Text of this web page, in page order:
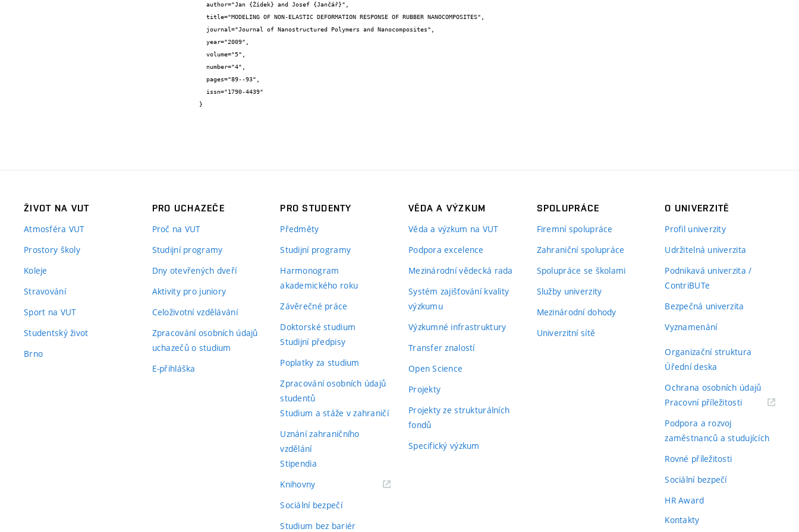
}
ŽIVOT NA VUT
Atmosféra VUT
Prostory školy
Koleje
Stravování
Sport na VUT
Studentský život
Brno
PRO UCHAZEČE
Proč na VUT
Studijní programy
Dny otevřených dveří
Aktivity pro juniory
Celoživotní vzdělávání
Zpracování osobních údajů
uchazečů o studium
E-přihláška
PRO STUDENTY
Předměty
Studijní programy
Harmonogram
akademického roku
Závěrečné práce
Doktorské studium
Studijní předpisy
Poplatky za studium
Zpracování osobních údajů
studentů
Studium a stáže v zahraničí
Uznání zahraničního
vzdělání
Stipendia
Knihovny(externí
Sociální bezpečí
Studium bez bariér
VĚDA A VÝZKUM
Věda a výzkum na VUT
Podpora excelence
Mezinárodní vědecká rada
Systém zajišťování kvality
výzkumu
Výzkumné infrastruktury
Transfer znalostí
Open Science
Projekty
Projekty ze strukturálních
fondů
Specifický výzkum
SPOLUPRÁCE
Firemní spolupráce
Zahraniční spolupráce
Spolupráce se školami
Služby univerzity
Mezinárodní dohody
Univerzitní sítě
O UNIVERZITĚ
Profil univerzity
Udržitelná univerzita
Podnikavá univerzita /
ContriBUTe
Bezpečná univerzita
Vyznamenání
Organizační struktura
Úřední deska
Ochrana osobních údajů
Pracovní příležitosti(externí
Podpora a rozvoj
zaměstnanců a studujících
Rovné příležitosti
Sociální bezpečí
HR Award
Kontakty